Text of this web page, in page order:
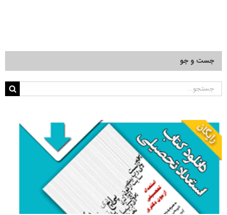
جست و جو
جستجو